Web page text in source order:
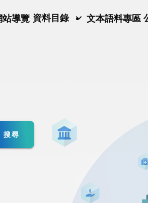
站導覽 資料目錄 文本語料專區
搜尋